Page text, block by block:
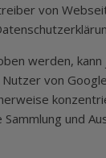
von
werden,
von
Sammlung und